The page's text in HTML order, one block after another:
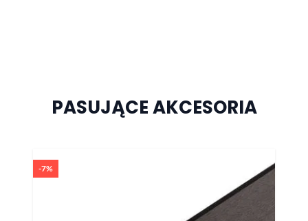
PASUJĄCE AKCESORIA
-7%